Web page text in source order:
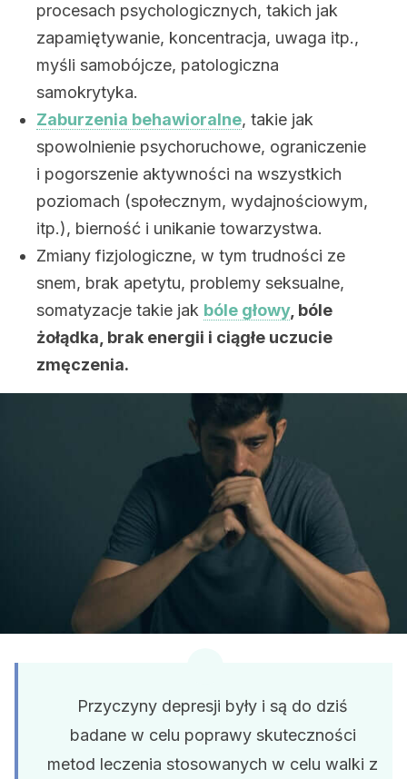
procesach psychologicznych, takich jak
zapamiętywanie, koncentracja, uwaga itp.,
myśli samobójcze, patologiczna
samokrytyka.
Zaburzenia behawioralne, takie jak
spowolnienie psychoruchowe, ograniczenie
i pogorszenie aktywności na wszystkich
poziomach (społecznym, wydajnościowym,
itp.), bierność i unikanie towarzystwa.
Zmiany fizjologiczne, w tym trudności ze
snem, brak apetytu, problemy seksualne,
somatyzacje takie jak bóle głowy, bóle
żołądka, brak energii i ciągłe uczucie
zmęczenia.
Przyczyny depresji były i są do dziś
badane w celu poprawy skuteczności
metod leczenia stosowanych w celu walki z